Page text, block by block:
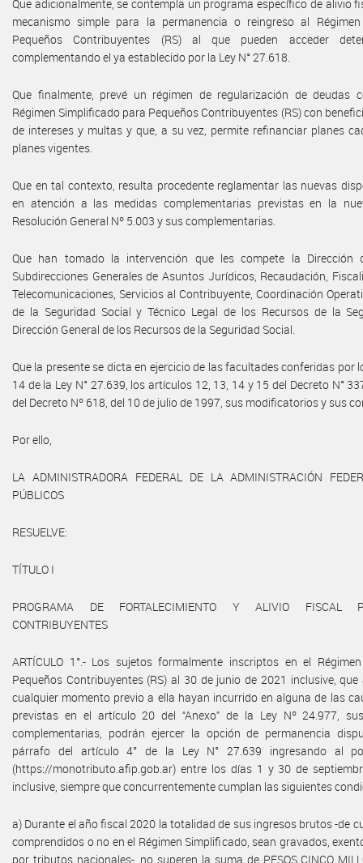
Que adicionalmente, se contempla un programa específico de alivio
mecanismo simple para la permanencia o reingreso al
Pequeños Contribuyentes (RS) al que pueden acceder
complementando el ya establecido por la Ley N° 27.618.
Que finalmente, prevé un régimen de regularización de deudas
Régimen Simplificado para Pequeños Contribuyentes (RS) con
de intereses y multas y que, a su vez, permite refinanciar planes
planes vigentes.
Que en tal contexto, resulta procedente reglamentar las nuevas
en atención a las medidas complementarias previstas en la
Resolución General Nº 5.003 y sus complementarias.
Que han tomado la intervención que les compete la Dirección
Subdirecciones Generales de Asuntos Jurídicos, Recaudación,
Telecomunicaciones, Servicios al Contribuyente, Coordinación
de la Seguridad Social y Técnico Legal de los Recursos de la
Dirección General de los Recursos de la Seguridad Social.
Que la presente se dicta en ejercicio de las facultades conferidas por
14 de la Ley N° 27.639, los artículos 12, 13, 14 y 15 del Decreto N°
del Decreto Nº 618, del 10 de julio de 1997, sus modificatorios y sus
Por ello,
LA ADMINISTRADORA FEDERAL DE LA ADMINISTRACIÓN
PÚBLICOS
RESUELVE:
TÍTULO I
PROGRAMA DE FORTALECIMIENTO Y ALIVIO FISCAL
CONTRIBUYENTES
ARTÍCULO 1°.- Los sujetos formalmente inscriptos en el
Pequeños Contribuyentes (RS) al 30 de junio de 2021 inclusive,
cualquier momento previo a ella hayan incurrido en alguna de las
previstas en el artículo 20 del “Anexo” de la Ley Nº 24.977,
complementarias, podrán ejercer la opción de permanencia
párrafo del artículo 4° de la Ley N° 27.639 ingresando al
(https://monotributo.afip.gob.ar) entre los días 1 y 30 de
inclusive, siempre que concurrentemente cumplan las siguientes
a) Durante el año fiscal 2020 la totalidad de sus ingresos brutos -de
comprendidos o no en el Régimen Simplificado, sean gravados,
por tributos nacionales-, no superen la suma de PESOS CINCO